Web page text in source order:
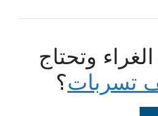
وتحتاج
تسربات؟